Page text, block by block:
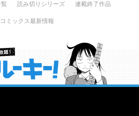
読み切りシリーズ 連載終了作品
コミックス最新情報
読み放題！ ジャンプルーキー！